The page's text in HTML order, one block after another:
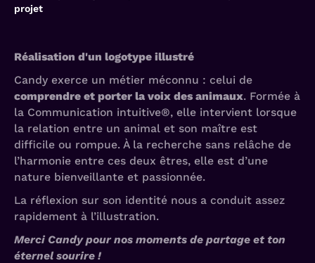
projet
Réalisation d'un logotype illustré
Candy exerce un métier méconnu : celui de
comprendre et porter la voix des animaux. Formée à
la Communication intuitive®, elle intervient lorsque
la relation entre un animal et son maître est
difficile ou rompue. À la recherche sans relâche de
l’harmonie entre ces deux êtres, elle est d’une
nature bienveillante et passionnée.
La réflexion sur son identité nous a conduit assez
rapidement à l’illustration.
Merci Candy pour nos moments de partage et ton
éternel sourire !